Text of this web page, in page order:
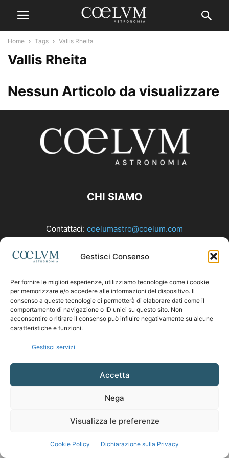
Gestisci Consenso
Per fornire le migliori esperienze, utilizziamo tecnologie come i cookie
per memorizzare e/o accedere alle informazioni del dispositivo. Il
consenso a queste tecnologie ci permetterà di elaborare dati come il
comportamento di navigazione o ID unici su questo sito. Non
acconsentire o ritirare il consenso può influire negativamente su alcune
caratteristiche e funzioni.
Gestisci servizi
Accetta
Nega
Visualizza le preferenze
Cookie Policy Dichiarazione sulla Privacy
Home Tags Vallis Rheita
Vallis Rheita
Nessun Articolo da visualizzare
CHI SIAMO
Contattaci: coelumastro@coelum.com
SEGUICI